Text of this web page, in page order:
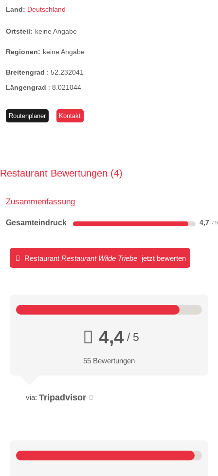
Land: Deutschland
Ortsteil: keine Angabe
Regionen: keine Angabe
Breitengrad : 52.232041
Längengrad : 8.021044
Routenplaner Kontakt
Restaurant Bewertungen 4
Zusammenfassung
Gesamteindruck 4,7
Restaurant Restaurant Wilde Triebe jetzt bewerten
4,4/ 5
55 Bewertungen
via: Tripadvisor